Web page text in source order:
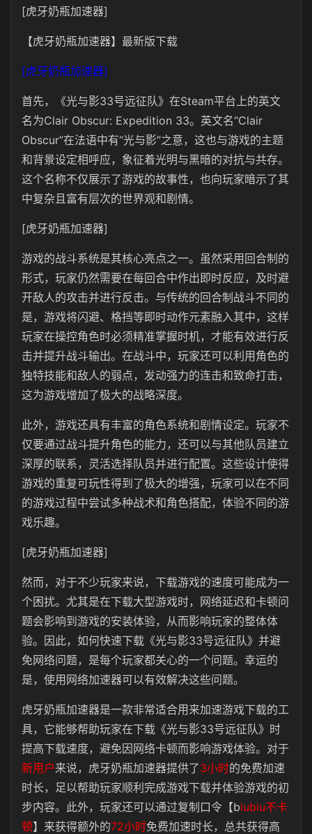
[虎牙奶瓶加速器]
【虎牙奶瓶加速器】最新版下载
[虎牙奶瓶加速器]
首先，《光与影33号远征队》在Steam平台上的英文
名为Clair Obscur: Expedition 33。英文名“Clair
Obscur”在法语中有“光与影”之意，这也与游戏的主题
和背景设定相呼应，象征着光明与黑暗的对抗与共存。
这个名称不仅展示了游戏的故事性，也向玩家暗示了其
中复杂且富有层次的世界观和剧情。
[虎牙奶瓶加速器]
游戏的战斗系统是其核心亮点之一。虽然采用回合制的
形式，玩家仍然需要在每回合中作出即时反应，及时避
开敌人的攻击并进行反击。与传统的回合制战斗不同的
是，游戏将闪避、格挡等即时动作元素融入其中，这样
玩家在操控角色时必须精准掌握时机，才能有效进行反
击并提升战斗输出。在战斗中，玩家还可以利用角色的
独特技能和敌人的弱点，发动强力的连击和致命打击，
这为游戏增加了极大的战略深度。
此外，游戏还具有丰富的角色系统和剧情设定。玩家不
仅要通过战斗提升角色的能力，还可以与其他队员建立
深厚的联系，灵活选择队员并进行配置。这些设计使得
游戏的重复可玩性得到了极大的增强，玩家可以在不同
的游戏过程中尝试多种战术和角色搭配，体验不同的游
戏乐趣。
[虎牙奶瓶加速器]
然而，对于不少玩家来说，下载游戏的速度可能成为一
个困扰。尤其是在下载大型游戏时，网络延迟和卡顿问
题会影响到游戏的安装体验，从而影响玩家的整体体
验。因此，如何快速下载《光与影33号远征队》并避
免网络问题，是每个玩家都关心的一个问题。幸运的
是，使用网络加速器可以有效解决这些问题。
虎牙奶瓶加速器是一款非常适合用来加速游戏下载的工
具，它能够帮助玩家在下载《光与影33号远征队》时
提高下载速度，避免因网络卡顿而影响游戏体验。对于
新用户来说，虎牙奶瓶加速器提供了3小时的免费加速
时长，足以帮助玩家顺利完成游戏下载并体验游戏的初
步内容。此外，玩家还可以通过复制口令【biubiu不卡
顿】来获得额外的72小时免费加速时长，总共获得高